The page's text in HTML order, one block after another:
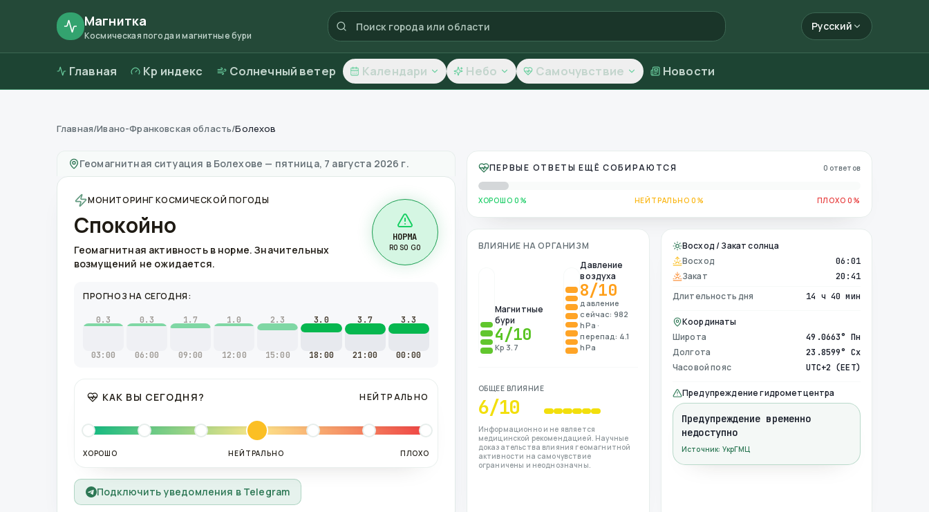
Магнитка
Космическая погода и магнитные бури
Русский
Главная Kp индекс Солнечный ветер Календари Небо Самочувствие Новости
Магнитные бури вБолехове—погода и качество воздуха
Главная/Ивано-Франковская область/Болехов
Геомагнитная ситуация в Болехове — пятница, 7 августа 2026 г.
МОНИТОРИНГ КОСМИЧЕСКОЙ ПОГОДЫ
Спокойно
Геомагнитная активность в норме. Значительных
возмущений не ожидается.
НОРМА
R0 S0 G0
ПРОГНОЗ НА СЕГОДНЯ:
0.3
03:00
0.3
06:00
1.7
09:00
1.0
12:00
2.3
15:00
3.0
18:00
3.7
21:00
3.3
00:00
КАК ВЫ СЕГОДНЯ? НЕЙТРАЛЬНО
ХОРОШО НЕЙТРАЛЬНО ПЛОХО
Подключить уведомления в Telegram
ПЕРВЫЕ ОТВЕТЫ ЕЩЁ СОБИРАЮТСЯ 0 ответов
ХОРОШО 0% НЕЙТРАЛЬНО 0% ПЛОХО 0%
ВЛИЯНИЕ НА ОРГАНИЗМ
Магнитные
бури
4/10
Kp 3.7
Давление
воздуха
8/10
давление
сейчас: 982
hPa ·
перепад: 4.1
hPa
ОБЩЕЕ ВЛИЯНИЕ
6/10
Информационно и не является
медицинской рекомендацией. Научные
доказательства влияния геомагнитной
активности на самочувствие
ограничены и неоднозначны.
Восход / Закат солнца
Восход
06:01
Закат 20:41
Длительность дня 14 ч 40 мин
Координаты
Широта
49.0663° Пн
Долгота 23.8599° Сх
Часовой пояс UTC+2 (EET)
Предупреждение гидрометцентра
Предупреждение временно
недоступно
Источник: УкрГМЦ